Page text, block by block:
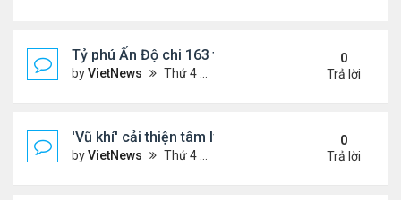
Tỷ phú Ấn Độ chi 163 triệu USD mua biệt thự đắt
byVietNews Thứ 4 Tháng 10 19, 2022 4:44 pm
0
Trả lời
'Vũ khí' cải thiện tâm lý phụ nữ tuổi mãn kinh
byVietNews Thứ 4 Tháng 10 19, 2022 4:42 pm
0
Trả lời